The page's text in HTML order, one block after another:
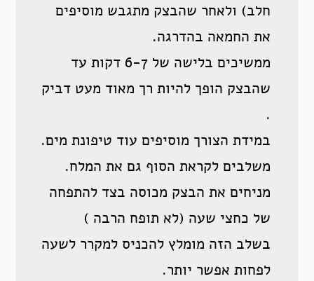
חלב) ולאחר שהבצק מתגבש מוסיפים
את החמאה בהדרגה.
ממשיכים בלישה של 6-7 דקות עד
שהבצק הופך להיות רך מאוד מעט דביק
.
במידת הצורך מוסיפים עוד טיפונת מים.
משלבים לקראת הסוף גם את המלח.
מניחים את הבצק מכוסה בצד להתפחה
של כחצי שעה (לא תופח הרבה )
בשלב הזה מומלץ להכניס למקרר לשעה
לפחות אפשר יותר.